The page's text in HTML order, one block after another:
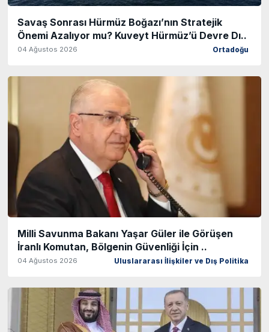
Savaş Sonrası Hürmüz Boğazı’nın Stratejik
Önemi Azalıyor mu? Kuveyt Hürmüz’ü Devre Dı..
04 Ağustos 2026 Ortadoğu
Milli Savunma Bakanı Yaşar Güler ile Görüşen
İranlı Komutan, Bölgenin Güvenliği İçin ..
04 Ağustos 2026 Uluslararası İlişkiler ve Dış Politika